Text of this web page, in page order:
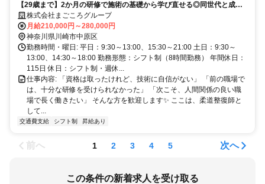
【29歳まで】2か月の研修で施術の基礎から学び直せる◎同世代と成長×
住宅手当・引越し支援あり
株式会社まごころグループ
月給210,000円～280,000円
神奈川県川崎市中原区
勤務時間・曜日: 平日：9:30～13:00、15:30～21:00 土日：9:30～
13:00、14:30～18:00 勤務形態：シフト制（8時間勤務） 年間休日：
115日 休日：シフト制・週休...
仕事内容: 「資格は取ったけれど、技術に自信がない」 「前の職場で
は、十分な研修を受けられなかった」 「次こそ、人間関係の良い職
場で長く働きたい」 そんな方を歓迎します✨ ここは、柔道整復師と
して...
交通費支給 シフト制 昇給あり
前へ 1 2 3 4 5 次へ
この条件の新着求人を受け取る